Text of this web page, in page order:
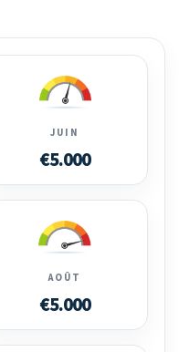
JUIN
€5.000
AOÛT
€5.000